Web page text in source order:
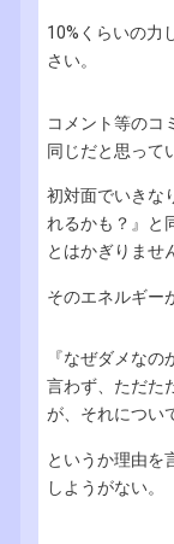
10%くらいの力
さい。
コメント等のコ
同じだと思って
初対面でいきな
れるかも？』と
とはかぎりませ
そのエネルギー
『なぜダメな
言わず、ただた
が、それについ
というか理由を
しようがない。